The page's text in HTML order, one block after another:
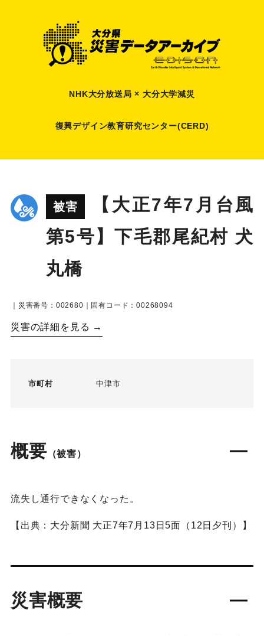
NHK大分放送局 × 大分大学減災
復興デザイン教育研究センター(CERD)
被害
【大正7年7月台風
第5号】下毛郡尾紀村 犬
丸橋
｜災害番号：002680｜固有コード：00268094
災害の詳細を見る →
市町村 中津市
概要 （被害）
流失し通行できなくなった。
【出典：大分新聞 大正7年7月13日5面（12日夕刊）】
災害概要